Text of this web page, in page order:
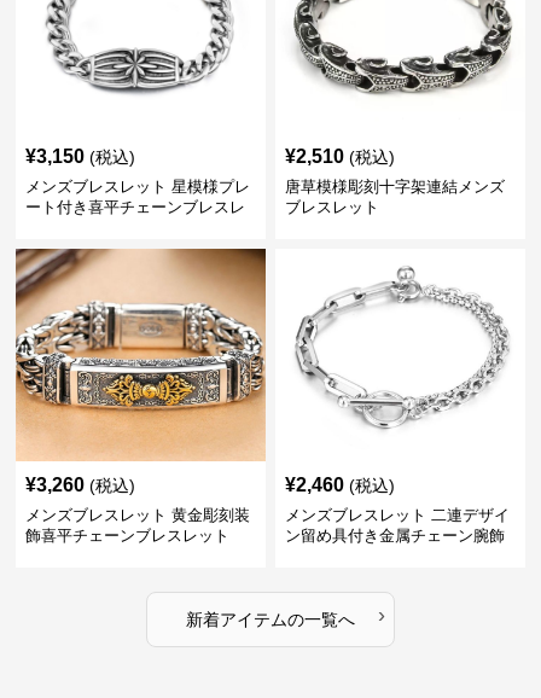
¥3,150 (税込)
メンズブレスレット 星模様プレ
ート付き喜平チェーンブレスレ
¥2,510 (税込)
唐草模様彫刻十字架連結メンズ
ブレスレット
¥3,260 (税込)
メンズブレスレット 黄金彫刻装
飾喜平チェーンブレスレット
¥2,460 (税込)
メンズブレスレット 二連デザイ
ン留め具付き金属チェーン腕飾
新着アイテムの一覧へ ›